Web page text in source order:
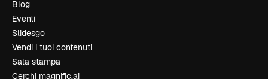
Blog
Eventi
Slidesgo
Vendi i tuoi contenuti
Sala stampa
Cerchi magnific.ai